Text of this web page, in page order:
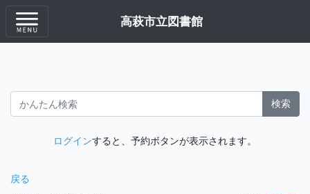
高萩市立図書館
検索
ログインすると、予約ボタンが表示されます。
戻る